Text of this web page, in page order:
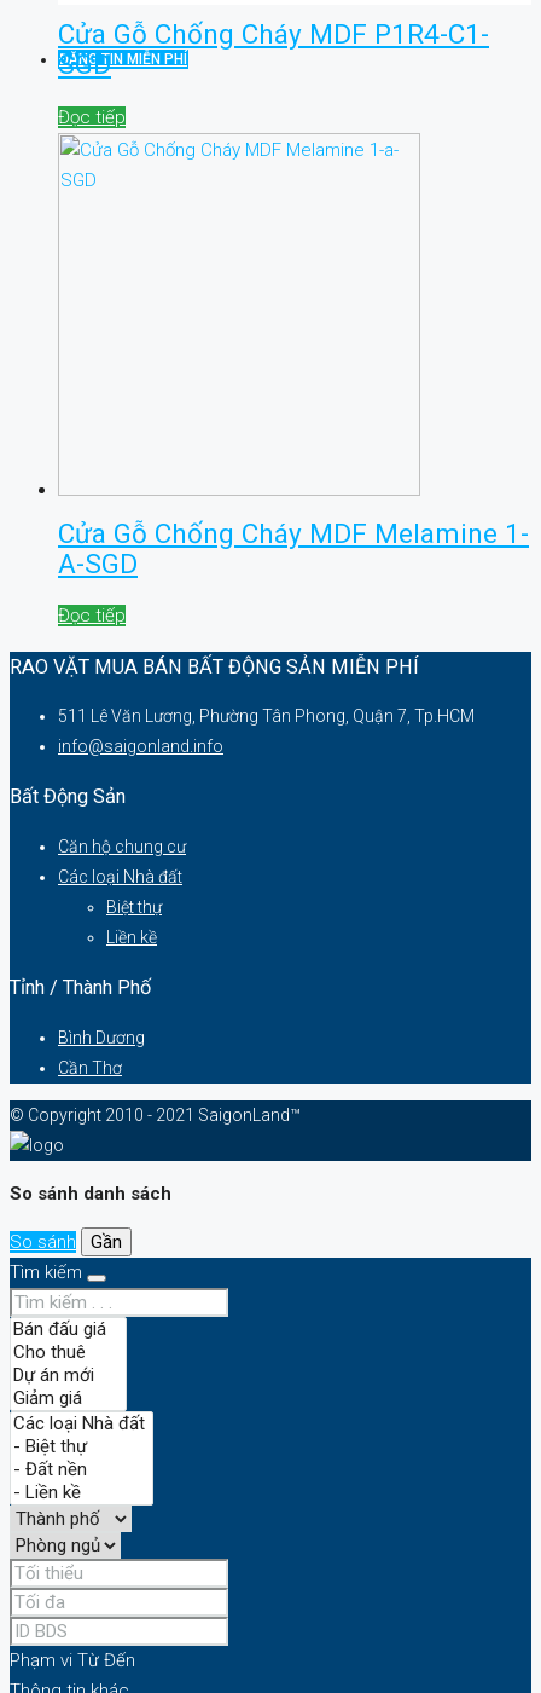
ĐĂNG TIN MIỄN PHÍ
Cửa Gỗ Chống Cháy MDF P1R4-C1-
SGD
Đọc tiếp
Cửa Gỗ Chống Cháy MDF Melamine 1-
A-SGD
Đọc tiếp
RAO VẶT MUA BÁN BẤT ĐỘNG SẢN MIỄN PHÍ
511 Lê Văn Lương, Phường Tân Phong, Quận 7, Tp.HCM
info@saigonland.info
Bất Động Sản
Căn hộ chung cư
Các loại Nhà đất
Biệt thự
Liền kề
Tỉnh / Thành Phố
Bình Dương
Cần Thơ
© Copyright 2010 - 2021 SaigonLand™
So sánh danh sách
So sánh
Gần
Tìm kiếm
Phạm vi Từ Đến